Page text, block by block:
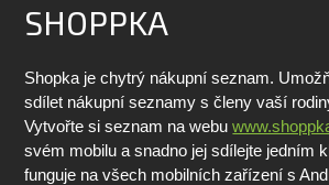
SHOPPKA
Shopka je chytrý nákupní seznam.
sdílet nákupní seznamy s členy vaší
Vytvořte si seznam na webu
svém mobilu a snadno jej sdílejte jedním
funguje na všech mobilních zařízení s